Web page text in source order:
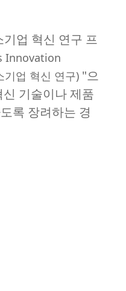
업 혁신 연구 프
Innovation
업 혁신 연구) "으
기술이나 제품
록 장려하는 경